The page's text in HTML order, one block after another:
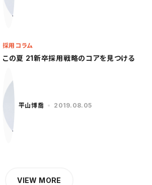
採用コラム
この夏 21新卒採用戦略のコアを見つける
平山博喬 2019.08.05
VIEW MORE